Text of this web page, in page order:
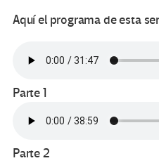
Aquí el programa de esta
Parte 1
Parte 2